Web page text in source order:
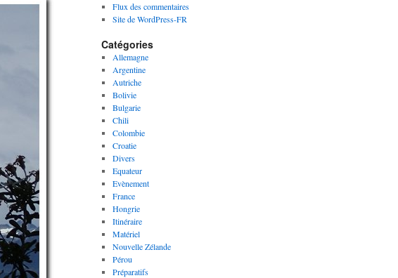
Flux des commentaires
Site de WordPress-FR
Catégories
Allemagne
Argentine
Autriche
Bolivie
Bulgarie
Chili
Colombie
Croatie
Divers
Equateur
Evènement
France
Hongrie
Itinéraire
Matériel
Nouvelle Zélande
Pérou
Préparatifs